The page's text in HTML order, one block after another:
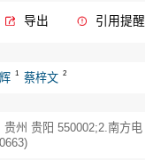
导出 引用提醒
1 蔡梓文 2
州 贵阳 550002;2.南方电